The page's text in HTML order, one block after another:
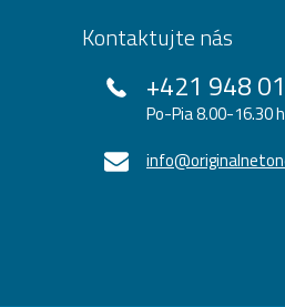
Kontaktujte nás
+421 948
Po-Pia 8.00-16.30 h